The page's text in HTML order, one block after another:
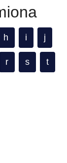
h i j
r s t